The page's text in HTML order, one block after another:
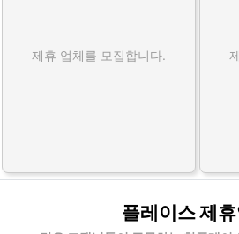
제휴 업체를 모집합니다.
플레이스 제